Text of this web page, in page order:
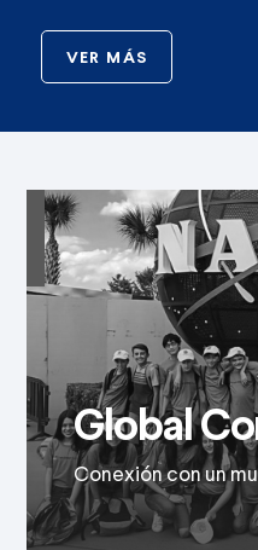
VER MÁS
Global
Conexión con un